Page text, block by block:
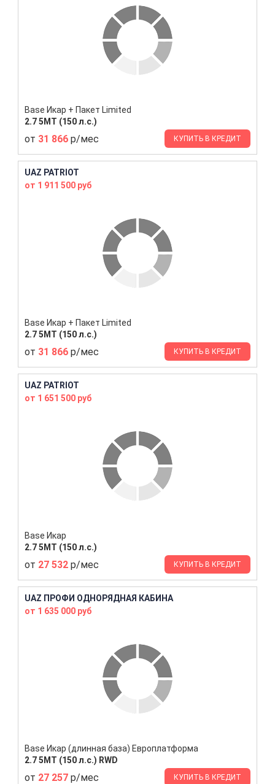
Base Икар + Пакет Limited
2.7 5МТ (150 л.с.)
от 31 866 р/мес КУПИТЬ В КРЕДИТ
UAZ PATRIOT
от 1 911 500 руб
Base Икар + Пакет Limited
2.7 5МТ (150 л.с.)
от 31 866 р/мес КУПИТЬ В КРЕДИТ
UAZ PATRIOT
от 1 651 500 руб
Base Икар
2.7 5МТ (150 л.с.)
от 27 532 р/мес КУПИТЬ В КРЕДИТ
UAZ ПРОФИ ОДНОРЯДНАЯ КАБИНА
от 1 635 000 руб
Base Икар (длинная база) Европлатформа
2.7 5MT (150 л.с.) RWD
от 27 257 р/мес КУПИТЬ В КРЕДИТ